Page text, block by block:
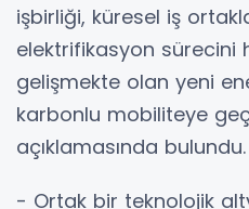
işbirliği, küresel iş
elektrifikasyon sürecini
gelişmekte olan yeni
karbonlu mobiliteye
açıklamasında bulundu.
- Ortak bir teknolojik